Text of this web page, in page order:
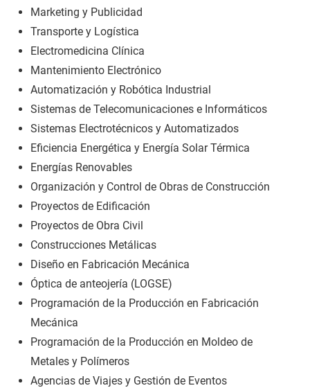
Marketing y Publicidad
Transporte y Logística
Electromedicina Clínica
Mantenimiento Electrónico
Automatización y Robótica Industrial
Sistemas de Telecomunicaciones e Informáticos
Sistemas Electrotécnicos y Automatizados
Eficiencia Energética y Energía Solar Térmica
Energías Renovables
Organización y Control de Obras de Construcción
Proyectos de Edificación
Proyectos de Obra Civil
Construcciones Metálicas
Diseño en Fabricación Mecánica
Óptica de anteojería (LOGSE)
Programación de la Producción en Fabricación
Mecánica
Programación de la Producción en Moldeo de
Metales y Polímeros
Agencias de Viajes y Gestión de Eventos